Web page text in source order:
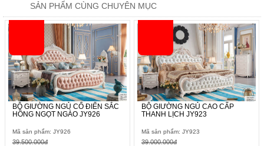
SẢN PHẨM CÙNG CHUYÊN MỤC
BỘ GIƯỜNG NGỦ CỔ ĐIỂN SẮC
HỒNG NGỌT NGÀO JY926
Mã sản phẩm: JY926
39.500.000đ
BỘ GIƯỜNG NGỦ CAO CẤP
THANH LỊCH JY923
Mã sản phẩm: JY923
39.000.000đ